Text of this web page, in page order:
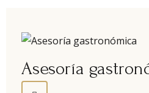
Asesoría